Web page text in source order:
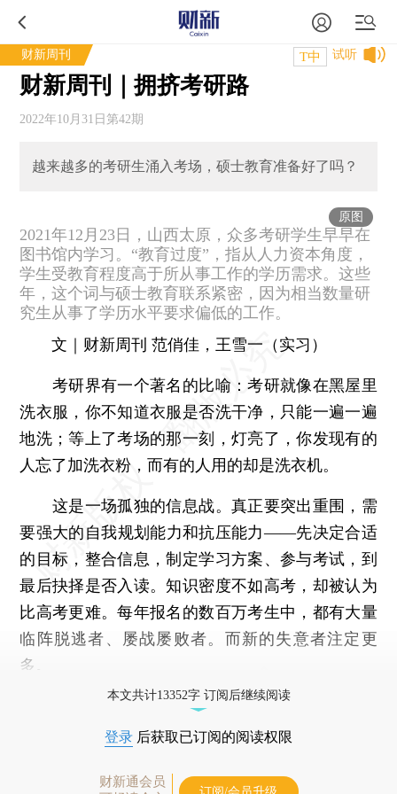
财新周刊 试听
T中
财新周刊｜拥挤考研路
2022年10月31日第42期
越来越多的考研生涌入考场，硕士教育准备好了吗？
原图
2021年12月23日，山西太原，众多考研学生早早在
图书馆内学习。“教育过度”，指从人力资本角度，
学生受教育程度高于所从事工作的学历需求。这些
年，这个词与硕士教育联系紧密，因为相当数量研
究生从事了学历水平要求偏低的工作。
文｜财新周刊 范俏佳，王雪一（实习）
考研界有一个著名的比喻：考研就像在黑屋里
洗衣服，你不知道衣服是否洗干净，只能一遍一遍
地洗；等上了考场的那一刻，灯亮了，你发现有的
人忘了加洗衣粉，而有的人用的却是洗衣机。
这是一场孤独的信息战。真正要突出重围，需
要强大的自我规划能力和抗压能力——先决定合适
的目标，整合信息，制定学习方案、参与考试，到
最后抉择是否入读。知识密度不如高考，却被认为
比高考更难。每年报名的数百万考生中，都有大量
临阵脱逃者、屡战屡败者。而新的失意者注定更
多。
本文共计13352字 订阅后继续阅读
登录 后获取已订阅的阅读权限
财新通会员